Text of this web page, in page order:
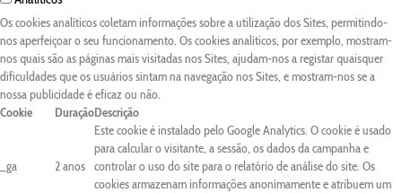
Os cookies analíticos coletam informações sobre a utilização dos Sites, permitindo-
nos aperfeiçoar o seu funcionamento. Os cookies analíticos, por exemplo, mostram-
nos quais são as páginas mais visitadas nos Sites, ajudam-nos a registar quaisquer
dificuldades que os usuários sintam na navegação nos Sites, e mostram-nos se a
nossa publicidade é eficaz ou não.
Cookie
DuraçãoDescrição
_ga 2 anos
Este cookie é instalado pelo Google Analytics. O cookie é usado
para calcular o visitante, a sessão, os dados da campanha e
controlar o uso do site para o relatório de análise do site. Os
cookies armazenam informações anonimamente e atribuem um